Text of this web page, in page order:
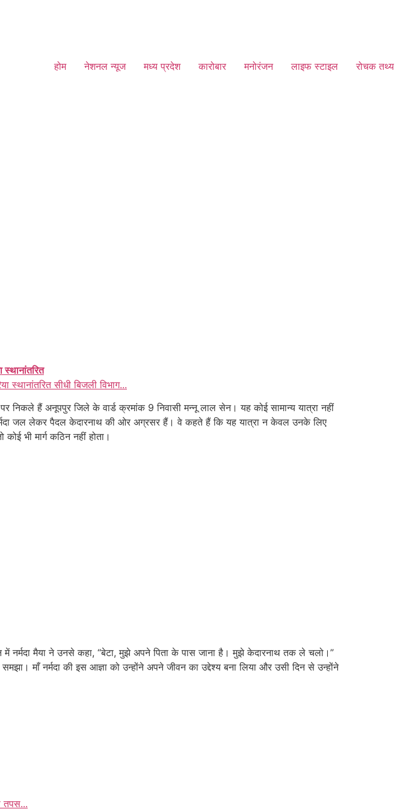
होम नेशनल न्यूज मध्य प्रदेश कारोबार मनोरंजन लाइफ स्टाइल रोचक तथ्य
सीधी बिजली विभाग...
हैं अनूपपुर जिले के वार्ड क्रमांक 9 निवासी मन्नू लाल सेन। यह कोई सामान्य यात्रा नहीं
जल लेकर पैदल केदारनाथ की ओर अग्रसर हैं। वे कहते हैं कि यह यात्रा न केवल उनके लिए
भी मार्ग कठिन नहीं होता।
में नर्मदा मैया ने उनसे कहा, “बेटा, मुझे अपने पिता के पास जाना है। मुझे केदारनाथ तक ले चलो।”
माँ नर्मदा की इस आज्ञा को उन्होंने अपने जीवन का उद्देश्य बना लिया और उसी दिन से उन्होंने
तपस...